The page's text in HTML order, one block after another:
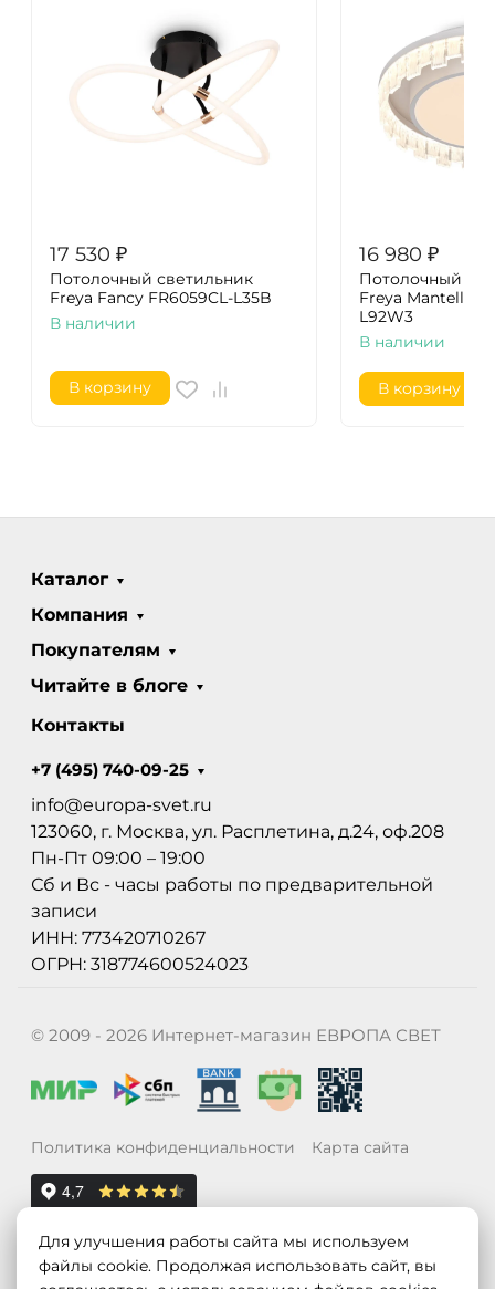
17 530 ₽
Потолочный светильник
Freya Fancy FR6059CL-L35B
В наличии
В корзину
16 980 ₽
Потолочный
Freya Mantello
L92W3
В наличии
В корзину
Каталог
Компания
Покупателям
Читайте в блоге
Контакты
+7 (495) 740-09-25
info@europa-svet.ru
123060, г. Москва, ул. Расплетина, д.24, оф.208
Пн-Пт 09:00 – 19:00
Сб и Вс - часы работы по предварительной
записи
ИНН: 773420710267
ОГРН: 318774600524023
© 2009 - 2026 Интернет-магазин ЕВРОПА СВЕТ
Политика конфиденциальности Карта сайта
Для улучшения работы сайта мы используем
файлы cookie. Продолжая использовать сайт, вы